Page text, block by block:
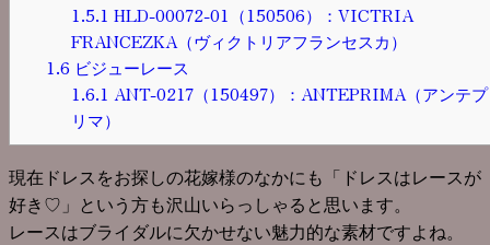
1.5.1 HLD-00072-01（150506）：VICTRIA
FRANCEZKA（ヴィクトリアフランセスカ）
1.6 ビジューレース
1.6.1 ANT-0217（150497）：ANTEPRIMA（アンテプ
リマ）
現在ドレスをお探しの花嫁様のなかにも「ドレスはレースが
好き♡」という方も沢山いらっしゃると思います。
レースはブライダルに欠かせない魅力的な素材ですよね。